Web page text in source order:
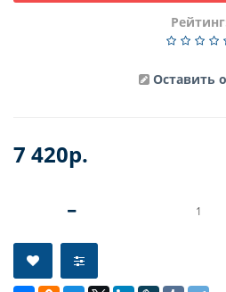
Оставить
7 420р.